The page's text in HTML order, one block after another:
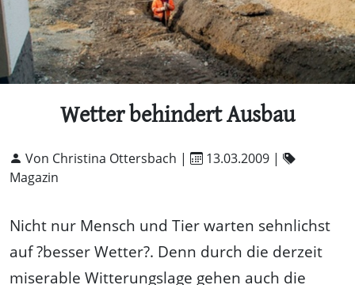
Wetter behindert Ausbau
Von Christina Ottersbach | 13.03.2009 |
Magazin
Nicht nur Mensch und Tier warten sehnlichst
auf ?besser Wetter?. Denn durch die derzeit
miserable Witterungslage gehen auch die